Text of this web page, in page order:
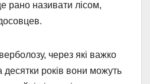
рано називати лісом,
через які важко
років вони можуть